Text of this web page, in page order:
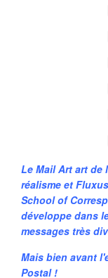
Le Mail Art art de
réalisme et
School of
développe dans
messages très
Mais bien avant
Postal !